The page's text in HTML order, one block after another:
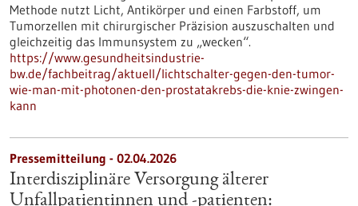
Methode nutzt Licht, Antikörper und einen Farbstoff, um
Tumorzellen mit chirurgischer Präzision auszuschalten und
gleichzeitig das Immunsystem zu „wecken“.
https://www.gesundheitsindustrie-
bw.de/fachbeitrag/aktuell/lichtschalter-gegen-den-tumor-
wie-man-mit-photonen-den-prostatakrebs-die-knie-zwingen-
kann
Pressemitteilung - 02.04.2026
Interdisziplinäre Versorgung älterer
Unfallpatientinnen und -patienten: